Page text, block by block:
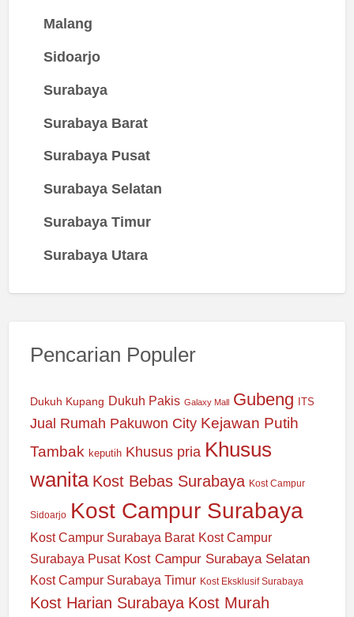
Malang
Sidoarjo
Surabaya
Surabaya Barat
Surabaya Pusat
Surabaya Selatan
Surabaya Timur
Surabaya Utara
Pencarian Populer
Dukuh Kupang Dukuh Pakis Galaxy Mall Gubeng ITS
Jual Rumah Pakuwon City Kejawan Putih
Tambak keputih Khusus pria Khusus
wanita Kost Bebas Surabaya Kost Campur
Sidoarjo Kost Campur Surabaya
Kost Campur Surabaya Barat Kost Campur
Surabaya Pusat Kost Campur Surabaya Selatan
Kost Campur Surabaya Timur Kost Eksklusif Surabaya
Kost Harian Surabaya Kost Murah